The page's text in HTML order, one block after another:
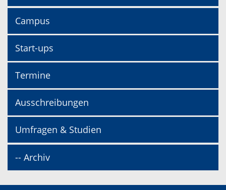
Campus
Start-ups
Termine
Ausschreibungen
Umfragen & Studien
-- Archiv